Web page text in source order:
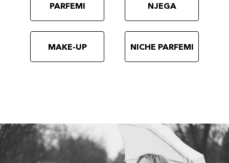
PARFEMI NJEGA
MAKE-UP NICHE PARFEMI